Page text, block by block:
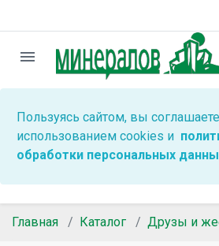
menu
Пользуясь сайтом, вы
использованием cookies и
обработки персональных
Главная Каталог Друзы и